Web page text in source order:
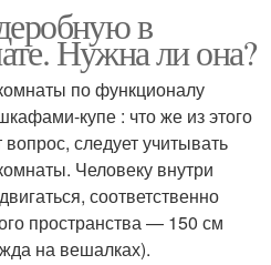
в
Нужна ли она?
по функционалу
купе : что же из этого
следует учитывать
Человеку внутри
соответственно
пространства — 150 см
на вешалках).